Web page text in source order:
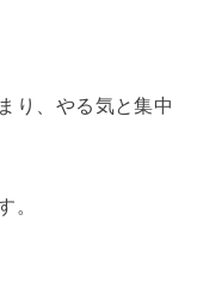
り、やる気と集中
。